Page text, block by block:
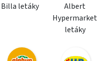
Billa letáky
Albert
Hypermarket
letáky